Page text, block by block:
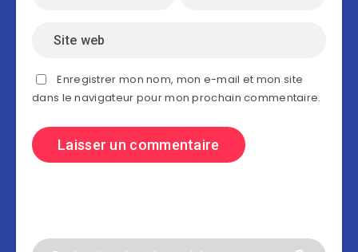
Enregistrer mon nom, mon e-mail et mon site
dans le navigateur pour mon prochain commentaire.